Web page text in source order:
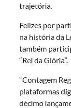
trajetória.
Felizes por
na história da
também
“Rei da Glória”.
“Contagem
plataformas
décimo